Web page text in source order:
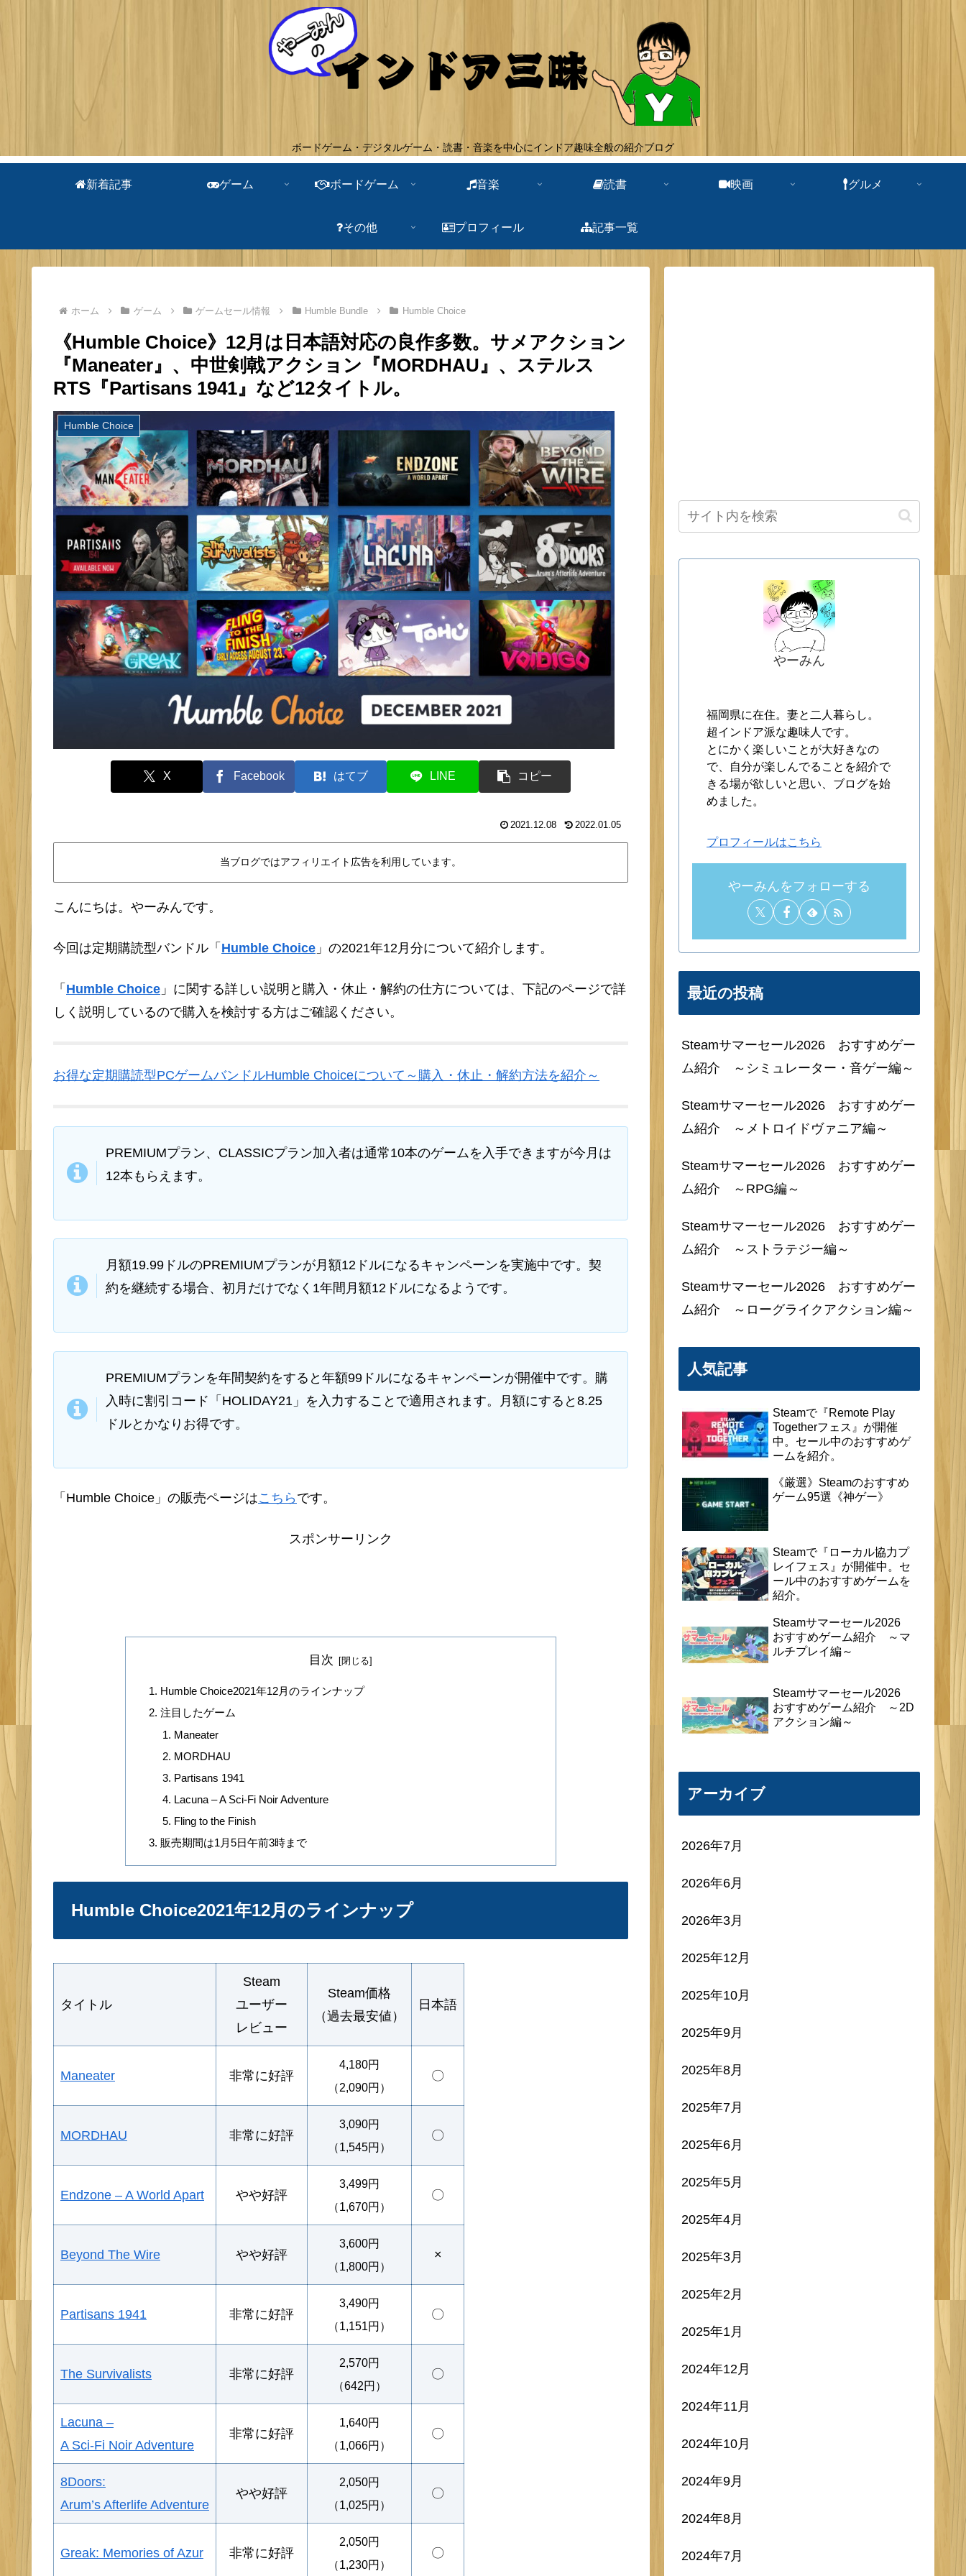
ボードゲーム・デジタルゲーム・読書・音楽を中心にインドア趣味全般の紹介ブログ
新着記事 ゲーム ボードゲーム 音楽 読書 映画 グルメ
その他 プロフィール 記事一覧
ホーム ゲーム ゲームセール情報 Humble Bundle Humble Choice
《Humble Choice》12月は日本語対応の良作多数。サメアクション
『Maneater』、中世剣戟アクション『MORDHAU』、ステルス
RTS『Partisans 1941』など12タイトル。
Humble Choice
X Facebook はてブ LINE コピー
2021.12.08 2022.01.05
当ブログではアフィリエイト広告を利用しています。
こんにちは。やーみんです。
今回は定期購読型バンドル「 Humble Choice 」の2021年12月分について紹介します。
「 Humble Choice 」に関する詳しい説明と購入・休止・解約の仕方については、下記のページで詳
しく説明しているので購入を検討する方はご確認ください。
お得な定期購読型PCゲームバンドルHumble Choiceについて～購入・休止・解約方法を紹介～
PREMIUMプラン、CLASSICプラン加入者は通常10本のゲームを入手できますが今月は
12本もらえます。
月額19.99ドルのPREMIUMプランが月額12ドルになるキャンペーンを実施中です。契
約を継続する場合、初月だけでなく1年間月額12ドルになるようです。
PREMIUMプランを年間契約をすると年額99ドルになるキャンペーンが開催中です。購
入時に割引コード「HOLIDAY21」を入力することで適用されます。月額にすると8.25
ドルとかなりお得です。
「Humble Choice」の販売ページはこちら です。
スポンサーリンク
目次
Humble Choice2021年12月のラインナップ
注目したゲーム
Maneater
MORDHAU
Partisans 1941
Lacuna – A Sci-Fi Noir Adventure
Fling to the Finish
販売期間は1月5日午前3時まで
Humble Choice2021年12月のラインナップ
タイトル
Steam
ユーザー
レビュー
Steam価格
（過去最安値）
日本語
Maneater 非常に好評
4,180円
（2,090円）
〇
MORDHAU 非常に好評
3,090円
（1,545円）
〇
Endzone – A World Apart やや好評
3,499円
（1,670円）
〇
Beyond The Wire やや好評
3,600円
（1,800円）
×
Partisans 1941 非常に好評
3,490円
（1,151円）
〇
The Survivalists 非常に好評
2,570円
（642円）
〇
Lacuna –
A Sci-Fi Noir Adventure
非常に好評
1,640円
（1,066円）
〇
8Doors:
Arum’s Afterlife Adventure
やや好評
2,050円
（1,025円）
〇
Greak: Memories of Azur 非常に好評
2,050円
（1,230円）
〇
やーみん
福岡県に在住。妻と二人暮らし。
超インドア派な趣味人です。
とにかく楽しいことが大好きなの
で、自分が楽しんでることを紹介で
きる場が欲しいと思い、ブログを始
めました。
プロフィールはこちら
やーみんをフォローする
最近の投稿
Steamサマーセール2026 おすすめゲー
ム紹介 ～シミュレーター・音ゲー編～
Steamサマーセール2026 おすすめゲー
ム紹介 ～メトロイドヴァニア編～
Steamサマーセール2026 おすすめゲー
ム紹介 ～RPG編～
Steamサマーセール2026 おすすめゲー
ム紹介 ～ストラテジー編～
Steamサマーセール2026 おすすめゲー
ム紹介 ～ローグライクアクション編～
人気記事
Steamで『Remote Play
Togetherフェス』が開催
中。セール中のおすすめゲ
ームを紹介。
《厳選》Steamのおすすめ
ゲーム95選《神ゲー》
Steamで『ローカル協力プ
レイフェス』が開催中。セ
ール中のおすすめゲームを
紹介。
Steamサマーセール2026
おすすめゲーム紹介 ～マ
ルチプレイ編～
Steamサマーセール2026
おすすめゲーム紹介 ～2D
アクション編～
アーカイブ
2026年7月
2026年6月
2026年3月
2025年12月
2025年10月
2025年9月
2025年8月
2025年7月
2025年6月
2025年5月
2025年4月
2025年3月
2025年2月
2025年1月
2024年12月
2024年11月
2024年10月
2024年9月
2024年8月
2024年7月